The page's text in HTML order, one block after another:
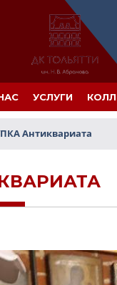
УСЛУГИ
Антиквариата